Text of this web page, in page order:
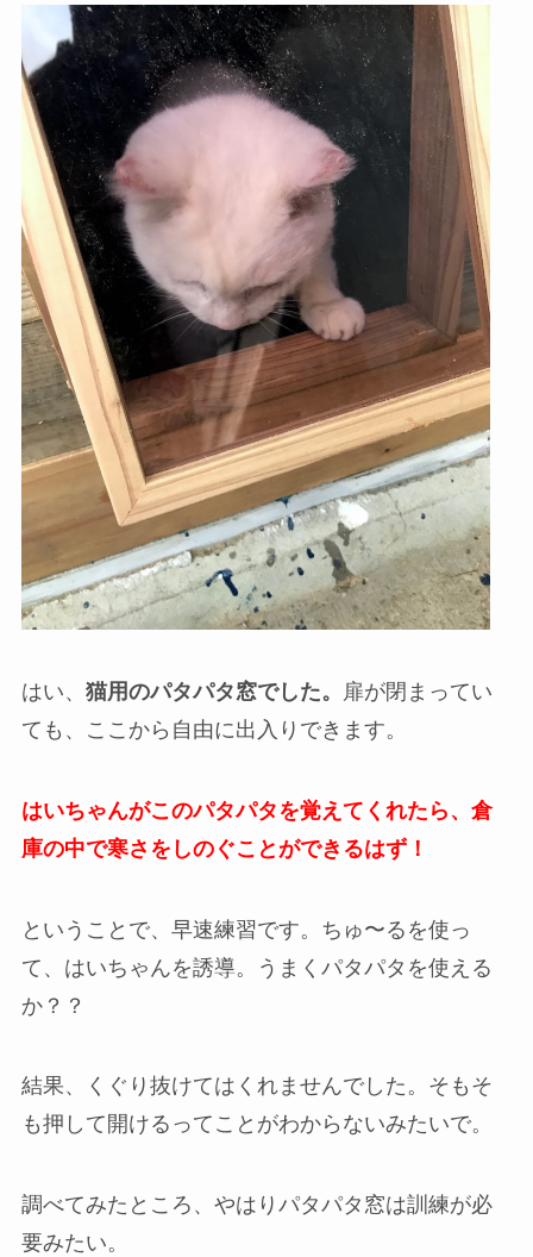
はい、 猫用のパタパタ窓でした。
扉が閉まってい
ても、ここから自由に出入りできます。
はいちゃんがこのパタパタを覚えてくれたら、倉
庫の中で寒さをしのぐことができるはず！
ということで、早速練習です。ちゅ〜るを使っ
て、はいちゃんを誘導。うまくパタパタを使える
か？？
結果、くぐり抜けてはくれませんでした。そもそ
も押して開けるってことがわからないみたいで。
調べてみたところ、やはりパタパタ窓は訓練が必
要みたい。